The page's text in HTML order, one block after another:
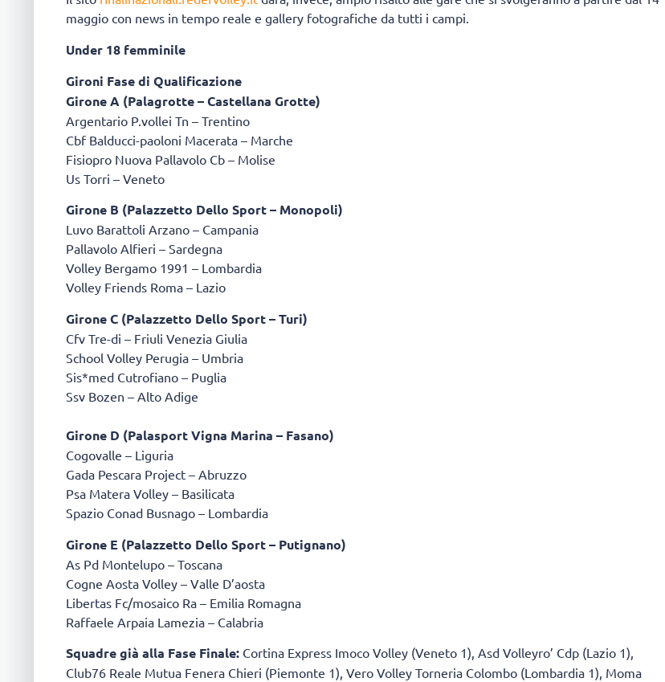
maggio con news in tempo reale e gallery fotografiche da tutti i campi.
Under 18 femminile
Gironi Fase di Qualificazione
Girone A (Palagrotte – Castellana Grotte)
Argentario P.vollei Tn – Trentino
Cbf Balducci-paoloni Macerata – Marche
Fisiopro Nuova Pallavolo Cb – Molise
Us Torri – Veneto
Girone B (Palazzetto Dello Sport – Monopoli)
Luvo Barattoli Arzano – Campania
Pallavolo Alfieri – Sardegna
Volley Bergamo 1991 – Lombardia
Volley Friends Roma – Lazio
Girone C (Palazzetto Dello Sport – Turi)
Cfv Tre-di – Friuli Venezia Giulia
School Volley Perugia – Umbria
Sis*med Cutrofiano – Puglia
Ssv Bozen – Alto Adige
Girone D (Palasport Vigna Marina – Fasano)
Cogovalle – Liguria
Gada Pescara Project – Abruzzo
Psa Matera Volley – Basilicata
Spazio Conad Busnago – Lombardia
Girone E (Palazzetto Dello Sport – Putignano)
As Pd Montelupo – Toscana
Cogne Aosta Volley – Valle D’aosta
Libertas Fc/mosaico Ra – Emilia Romagna
Raffaele Arpaia Lamezia – Calabria
Squadre già alla Fase Finale: Cortina Express Imoco Volley (Veneto 1), Asd Volleyro’ Cdp (Lazio 1),
Club76 Reale Mutua Fenera Chieri (Piemonte 1), Vero Volley Torneria Colombo (Lombardia 1), Moma